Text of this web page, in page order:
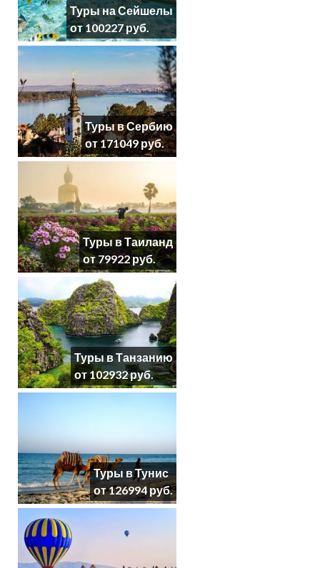
Туры на Сейшелы
от 100227 руб.
Туры в Сербию
от 171049 руб.
Туры в Таиланд
от 79922 руб.
Туры в Танзанию
от 102932 руб.
Туры в Тунис
от 126994 руб.